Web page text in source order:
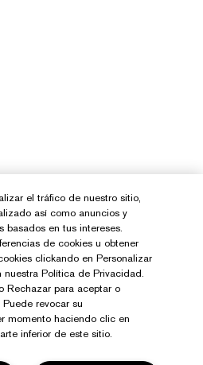
el tráfico de nuestro sitio,
así como anuncios y
basados en tus intereses.
de cookies u obtener
clickando en Personalizar
Política de Privacidad.
Rechazar para aceptar o
revocar su
momento haciendo clic en
inferior de este sitio.